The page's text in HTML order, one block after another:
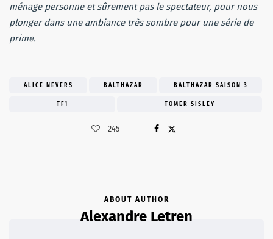
ménage personne et sûrement pas le spectateur, pour nous
plonger dans une ambiance très sombre pour une série de
prime.
ALICE NEVERS BALTHAZAR BALTHAZAR SAISON 3
TF1 TOMER SISLEY
245
ABOUT AUTHOR
Alexandre Letren